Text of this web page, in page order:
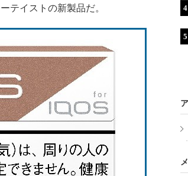
テイストの新製品だ。